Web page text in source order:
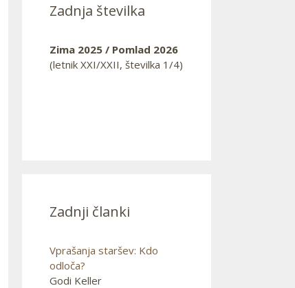
Zadnja številka
Zima 2025 / Pomlad 2026
(letnik XXI/XXII, številka 1/4)
Zadnji članki
Vprašanja staršev: Kdo
odloča?
Godi Keller